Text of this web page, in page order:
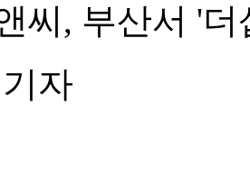
씨, 부산서 '
자